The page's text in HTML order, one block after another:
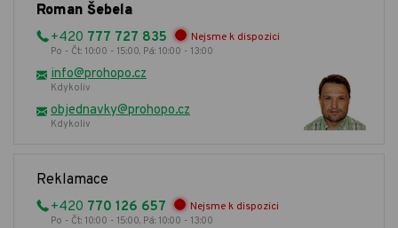
Roman Šebela
+420 777 727 835 Nejsme k dispozici
Po - Čt: 10:00 - 15:00, Pá: 10:00 - 13:00
info@prohopo.cz
Kdykoliv
objednavky@prohopo.cz
Kdykoliv
Reklamace
+420 770 126 657 Nejsme k dispozici
Po - Čt: 10:00 - 15:00, Pá: 10:00 - 13:00